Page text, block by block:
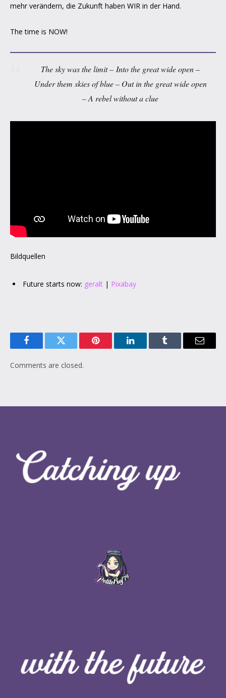
mehr verändern, die Zukunft haben WIR in der Hand.
The time is NOW!
The sky was the limit – Into the great wide open –
Under them skies of blue – Out in the great wide open
– A rebel without a clue
Bildquellen
Future starts now: geralt | Pixabay
FacebookTwitter Pinterest LinkedInTumblr Email
Comments are closed.